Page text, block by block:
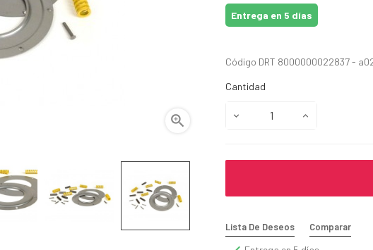

Entrega en 5 días
Código DRT 8000000022837 -
Cantidad
Lista De Deseos Comparar